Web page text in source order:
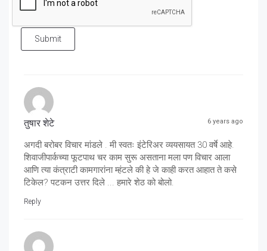
Submit
तुषार शेटे 6 years ago
अगदी बरोबर विचार मांडले . मी स्वतः इंटेरिअर व्ययसायत 30 वर्षे आहे.
शिवाजीपार्कच्या फूटपाथ चर काम सुरू असताना मला पण विचार आला
आणि त्या कंत्राटी कामगारांना म्हंटले की हे जे काही करत आहात ते कसे
टिकेल? पटकन उत्तर दिले ... हमारे शेठ को बोलो.
Reply